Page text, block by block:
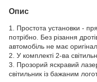
Опис
1. Простота установки -
потрібно. Без різання
автомобіль не має
2. У комплекті 2-ва
3. Прозорий яскравий
світильник із бажаним